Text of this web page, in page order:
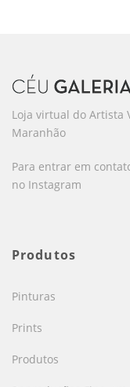
Loja virtual do Artista
Maranhão
Para entrar em
no Instagram
Produtos
Pinturas
Prints
Produtos